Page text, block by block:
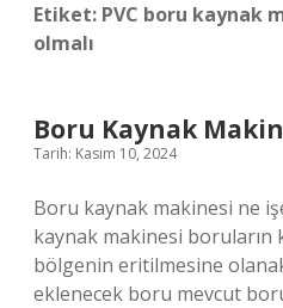
Etiket: PVC boru kaynak
olmalı
Boru Kaynak
Tarih: Kasım 10, 2024
Boru kaynak makinesi ne
kaynak makinesi boruların
bölgenin eritilmesine
eklenecek boru mevcut